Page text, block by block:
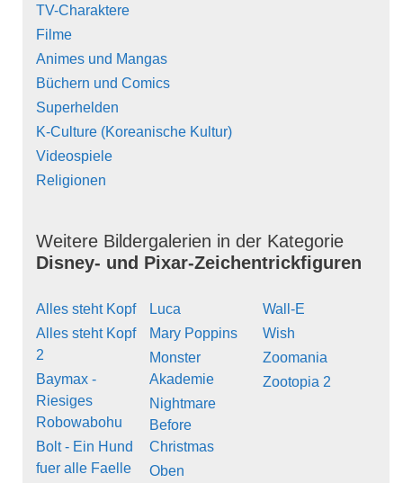
TV-Charaktere
Filme
Animes und Mangas
Büchern und Comics
Superhelden
K-Culture (Koreanische Kultur)
Videospiele
Religionen
Weitere Bildergalerien in der Kategorie
Disney- und Pixar-Zeichentrickfiguren
Alles steht Kopf
Alles steht Kopf
2
Baymax -
Riesiges
Robowabohu
Bolt - Ein Hund
fuer alle Faelle
Luca
Mary Poppins
Monster
Akademie
Nightmare
Before
Christmas
Oben
Wall-E
Wish
Zoomania
Zootopia 2